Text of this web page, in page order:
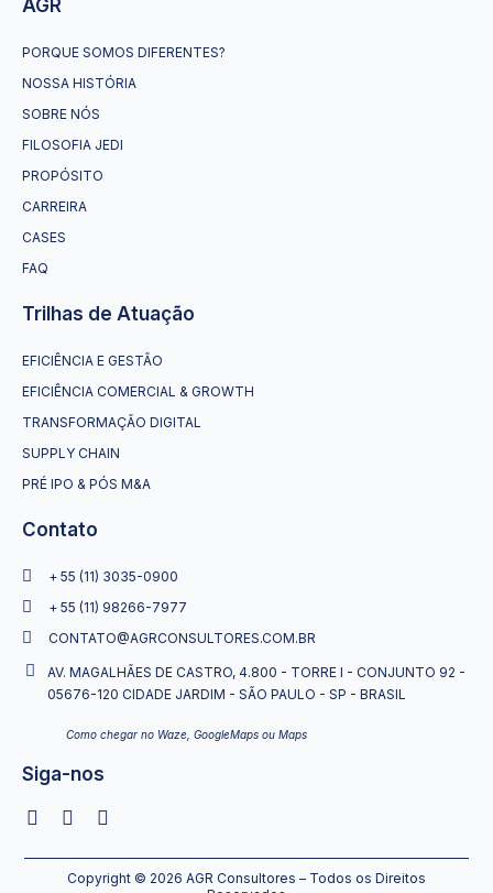
AGR
PORQUE SOMOS DIFERENTES?
NOSSA HISTÓRIA
SOBRE NÓS
FILOSOFIA JEDI
PROPÓSITO
CARREIRA
CASES
FAQ
Trilhas de Atuação
EFICIÊNCIA E GESTÃO
EFICIÊNCIA COMERCIAL & GROWTH
TRANSFORMAÇÃO DIGITAL
SUPPLY CHAIN
PRÉ IPO & PÓS M&A
Contato
+ 55 (11) 3035-0900
+ 55 (11) 98266-7977
CONTATO@AGRCONSULTORES.COM.BR
AV. MAGALHÃES DE CASTRO, 4.800 - TORRE I - CONJUNTO 92 -
05676-120 CIDADE JARDIM - SÃO PAULO - SP - BRASIL
Como chegar no Waze, GoogleMaps ou Maps
Siga-nos
Copyright © 2026 AGR Consultores – Todos os Direitos